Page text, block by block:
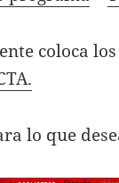
coloca
lo que